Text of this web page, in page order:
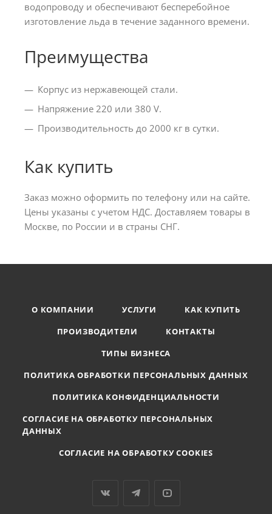
водопроводу и обеспечивают бесперебойное
изготовление льда в течение заданного времени.
Преимущества
Корпус из нержавеющей стали.
Напряжение 220 или 380 V.
Производительность до 2000 кг в сутки.
Как купить
Заказ можно оформить по телефону или на сайте.
Цены указаны с учетом НДС. Доставляем товары в
Москве, по России и в страны СНГ.
О КОМПАНИИ УСЛУГИ
КАК КУПИТЬ
ПРОИЗВОДИТЕЛИ
КОНТАКТЫ
ТИПЫ БИЗНЕСА
ПОЛИТИКА ОБРАБОТКИ ПЕРСОНАЛЬНЫХ ДАННЫХ
ПОЛИТИКА КОНФИДЕНЦИАЛЬНОСТИ
СОГЛАСИЕ НА ОБРАБОТКУ ПЕРСОНАЛЬНЫХ
ДАННЫХ
СОГЛАСИЕ НА ОБРАБОТКУ COOKIES